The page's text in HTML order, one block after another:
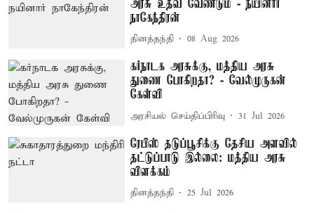
அரசு உதவ வேண்டும் - நயினார்
நாகேந்திரன்
தினத்தந்தி 08 Aug 2026
கர்நாடக அரசுக்கு, மத்திய அரசு
துணை போகிறதா? - வேல்முருகன்
கேள்வி
அரசியல் செய்திப்பிரிவு 31 Jul 2026
ரேபிஸ் தடுப்பூசிக்கு தேசிய அளவில்
தட்டுப்பாடு இல்லை: மத்திய அரசு
விளக்கம்
தினத்தந்தி 25 Jul 2026